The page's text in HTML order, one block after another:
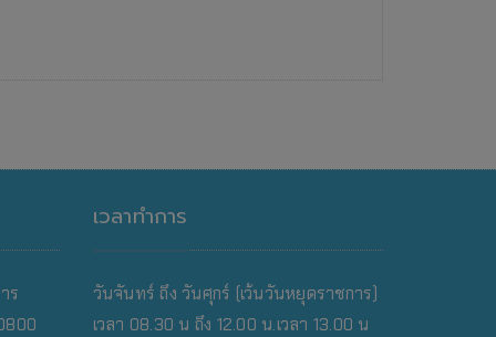
ร
เวลาทำการ
วันจันทร์ ถึง วันศุกร์ (เว้นวันหยุดราชการ)
เวลา 08.30 น ถึง 12.00 น.เวลา 13.00 น